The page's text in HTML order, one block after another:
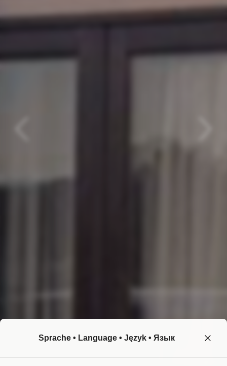
Sprache • Language • Język • Язык